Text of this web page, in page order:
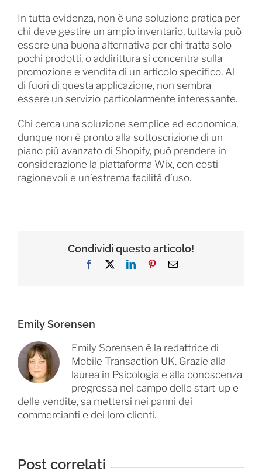
In tutta evidenza, non è una soluzione pratica per
chi deve gestire un ampio inventario, tuttavia può
essere una buona alternativa per chi tratta solo
pochi prodotti, o addirittura si concentra sulla
promozione e vendita di un articolo specifico. Al
di fuori di questa applicazione, non sembra
essere un servizio particolarmente interessante.
Chi cerca una soluzione semplice ed economica,
dunque non è pronto alla sottoscrizione di un
piano più avanzato di Shopify, può prendere in
considerazione la piattaforma Wix, con costi
ragionevoli e un’estrema facilità d’uso.
Condividi questo articolo!
Facebook LinkedInPinterestEmail
Emily Sorensen
Emily Sorensen è la redattrice di
Mobile Transaction UK. Grazie alla
laurea in Psicologia e alla conoscenza
pregressa nel campo delle start-up e
delle vendite, sa mettersi nei panni dei
commercianti e dei loro clienti.
Post correlati